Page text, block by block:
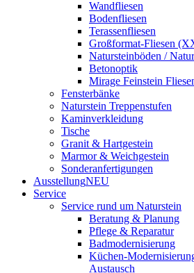
Wandfliesen
Bodenfliesen
Terassenfliesen
Großformat-Fliesen
Natursteinböden /
Betonoptik
Mirage Feinstein
Fensterbänke
Naturstein Treppenstufen
Kaminverkleidung
Tische
Granit & Hartgestein
Marmor & Weichgestein
Sonderanfertigungen
AusstellungNEU
Service
Service rund um Naturstein
Beratung & Planung
Pflege & Reparatur
Badmodernisierung
Küchen-
Austausch